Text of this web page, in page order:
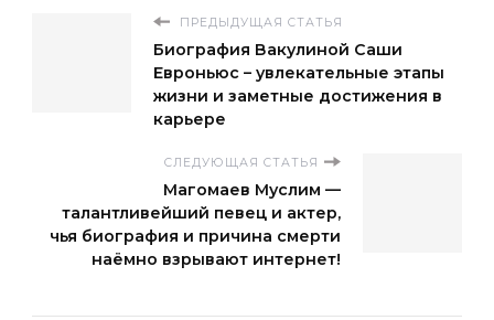
ПРЕДЫДУЩАЯ СТАТЬЯ
Биография Вакулиной Саши
Евроньюс – увлекательные этапы
жизни и заметные достижения в
карьере
СЛЕДУЮЩАЯ СТАТЬЯ
Магомаев Муслим —
талантливейший певец и актер,
чья биография и причина смерти
наёмно взрывают интернет!